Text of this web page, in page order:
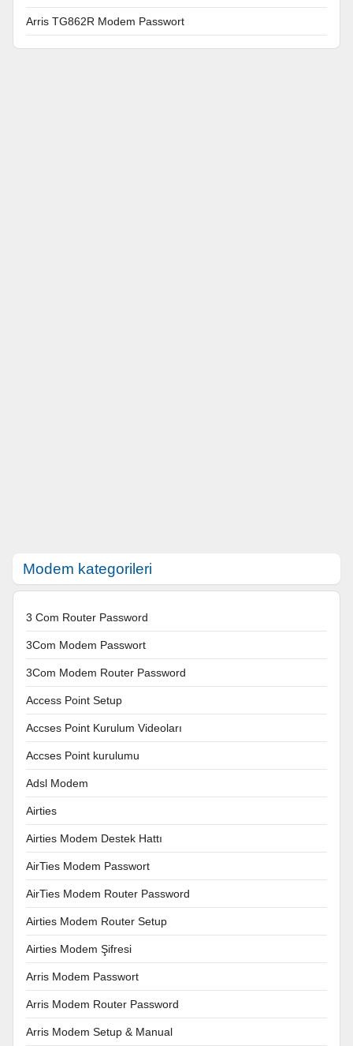
Arris TG862R Modem Passwort
Modem kategorileri
3 Com Router Password
3Com Modem Passwort
3Com Modem Router Password
Access Point Setup
Accses Point Kurulum Videoları
Accses Point kurulumu
Adsl Modem
Airties
Airties Modem Destek Hattı
AirTies Modem Passwort
AirTies Modem Router Password
Airties Modem Router Setup
Airties Modem Şifresi
Arris Modem Passwort
Arris Modem Router Password
Arris Modem Setup & Manual